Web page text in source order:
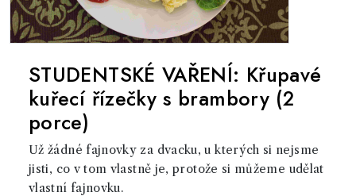
STUDENTSKÉ VAŘENÍ: Křupavé
kuřecí řízečky s brambory (2
porce)
Už žádné fajnovky za dvacku, u kterých si nejsme
jisti, co v tom vlastně je, protože si můžeme udělat
vlastní fajnovku.